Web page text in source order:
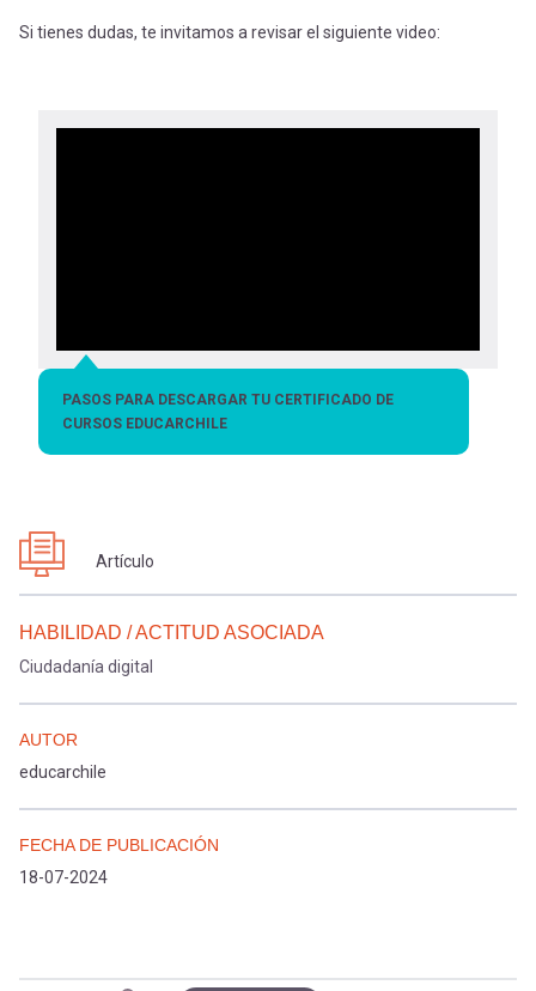
Si tienes dudas, te invitamos a revisar el siguiente video:
PASOS PARA DESCARGAR TU CERTIFICADO DE
CURSOS EDUCARCHILE
Artículo
HABILIDAD / ACTITUD ASOCIADA
Ciudadanía digital
AUTOR
educarchile
FECHA DE PUBLICACIÓN
18-07-2024